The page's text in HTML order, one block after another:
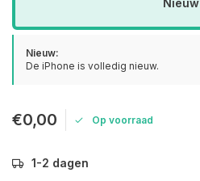
Nieuw
Nieuw:
De iPhone is volledig nieuw.
€0,00 Op voorraad
1-2 dagen